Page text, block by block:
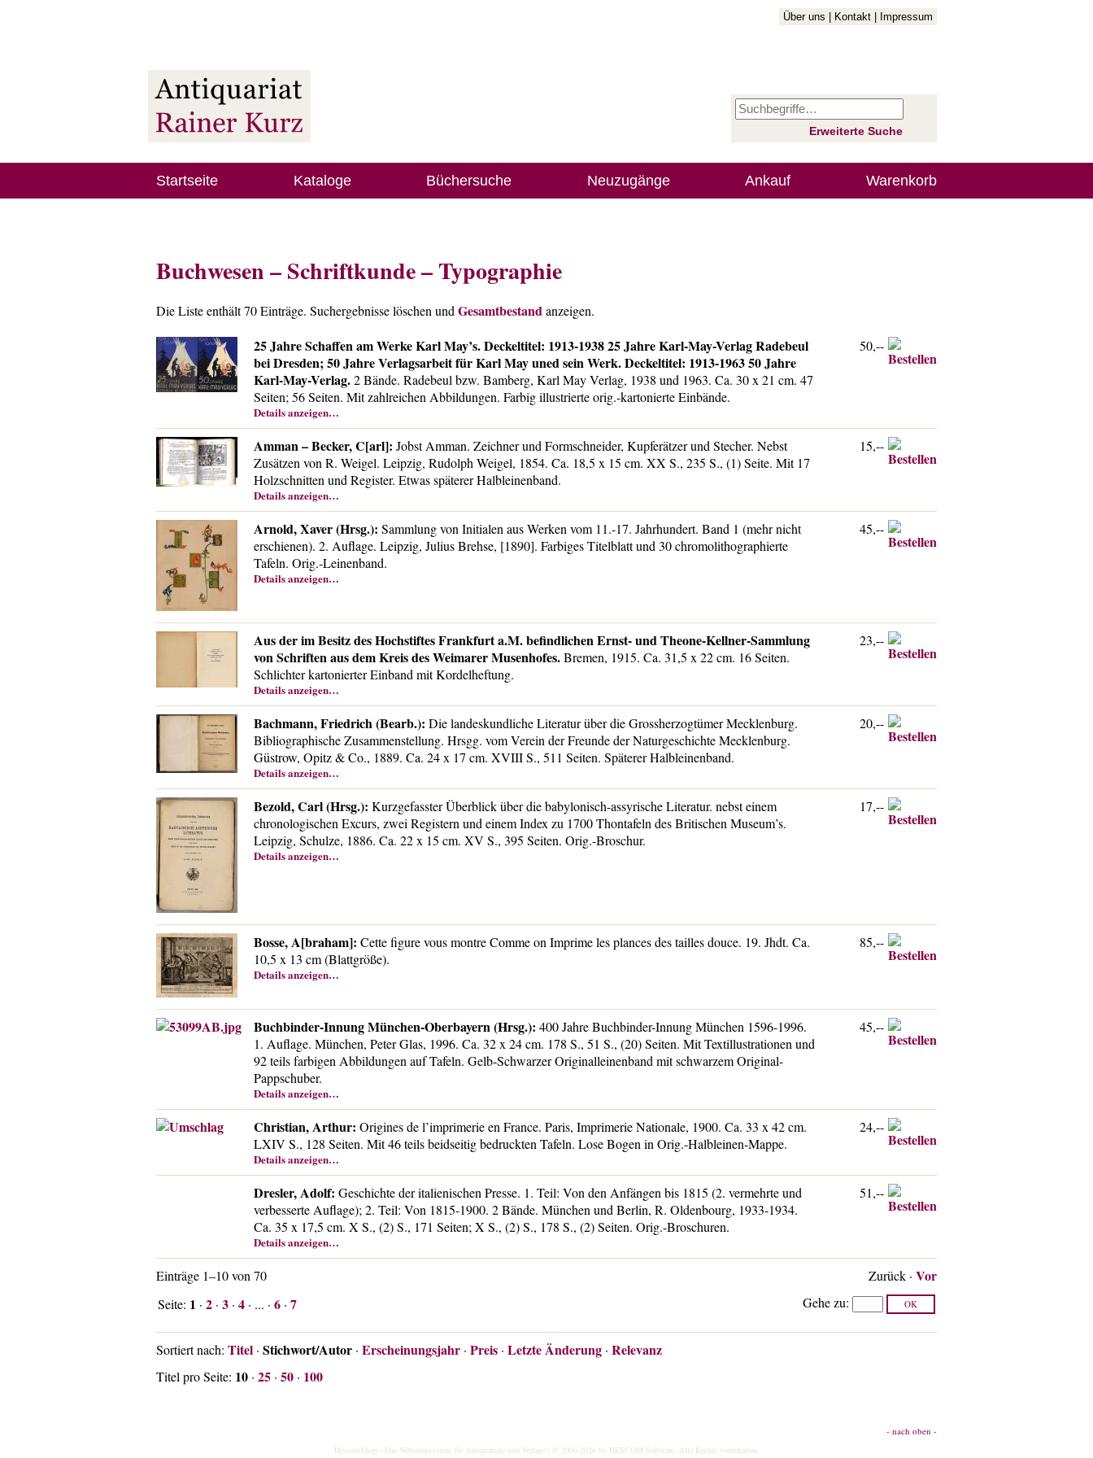
Über uns Kontakt Impressum
Erweiterte Suche
Startseite Kataloge Büchersuche Neuzugänge Ankauf Warenkorb
Buchwesen – Schriftkunde – Typographie
Die Liste enthält 70 Einträge. Suchergebnisse löschen und Gesamtbestandanzeigen.
25 Jahre Schaffen am Werke Karl May’s. Deckeltitel: 1913-1938 25 Jahre Karl-May-Verlag Radebeul
bei Dresden; 50 Jahre Verlagsarbeit für Karl May uned sein Werk. Deckeltitel: 1913-1963 50 Jahre
Karl-May-Verlag.2 Bände. Radebeul bzw. Bamberg, Karl May Verlag, 1938 und 1963. Ca. 30 x 21 cm. 47
Seiten; 56 Seiten. Mit zahlreichen Abbildungen. Farbig illustrierte orig.-kartonierte Einbände.
Details anzeigen…
50,--
Amman – Becker, C[arl]: Jobst Amman. Zeichner und Formschneider, Kupferätzer und Stecher. Nebst
Zusätzen von R. Weigel. Leipzig, Rudolph Weigel, 1854. Ca. 18,5 x 15 cm. XX S., 235 S., (1) Seite. Mit 17
Holzschnitten und Register. Etwas späterer Halbleinenband.
Details anzeigen…
15,--
Arnold, Xaver (Hrsg.): Sammlung von Initialen aus Werken vom 11.-17. Jahrhundert. Band 1 (mehr nicht
erschienen). 2. Auflage. Leipzig, Julius Brehse, [1890]. Farbiges Titelblatt und 30 chromolithographierte
Tafeln. Orig.-Leinenband.
Details anzeigen…
45,--
Aus der im Besitz des Hochstiftes Frankfurt a.M. befindlichen Ernst- und Theone-Kellner-Sammlung
von Schriften aus dem Kreis des Weimarer Musenhofes.Bremen, 1915. Ca. 31,5 x 22 cm. 16 Seiten.
Schlichter kartonierter Einband mit Kordelheftung.
Details anzeigen…
23,--
Bachmann, Friedrich (Bearb.): Die landeskundliche Literatur über die Grossherzogtümer Mecklenburg.
Bibliographische Zusammenstellung. Hrsgg. vom Verein der Freunde der Naturgeschichte Mecklenburg.
Güstrow, Opitz & Co., 1889. Ca. 24 x 17 cm. XVIII S., 511 Seiten. Späterer Halbleinenband.
Details anzeigen…
20,--
Bezold, Carl (Hrsg.): Kurzgefasster Überblick über die babylonisch-assyrische Literatur. nebst einem
chronologischen Excurs, zwei Registern und einem Index zu 1700 Thontafeln des Britischen Museum’s.
Leipzig, Schulze, 1886. Ca. 22 x 15 cm. XV S., 395 Seiten. Orig.-Broschur.
Details anzeigen…
17,--
Bosse, A[braham]: Cette figure vous montre Comme on Imprime les plances des tailles douce. 19. Jhdt. Ca.
10,5 x 13 cm (Blattgröße).
Details anzeigen…
85,--
Buchbinder-Innung München-Oberbayern (Hrsg.): 400 Jahre Buchbinder-Innung München 1596-1996.
1. Auflage. München, Peter Glas, 1996. Ca. 32 x 24 cm. 178 S., 51 S., (20) Seiten. Mit Textillustrationen und
92 teils farbigen Abbildungen auf Tafeln. Gelb-Schwarzer Originalleinenband mit schwarzem Original-
Pappschuber.
Details anzeigen…
45,--
Christian, Arthur: Origines de l’imprimerie en France. Paris, Imprimerie Nationale, 1900. Ca. 33 x 42 cm.
LXIV S., 128 Seiten. Mit 46 teils beidseitig bedruckten Tafeln. Lose Bogen in Orig.-Halbleinen-Mappe.
Details anzeigen…
24,--
Dresler, Adolf: Geschichte der italienischen Presse. 1. Teil: Von den Anfängen bis 1815 (2. vermehrte und
verbesserte Auflage); 2. Teil: Von 1815-1900. 2 Bände. München und Berlin, R. Oldenbourg, 1933-1934.
Ca. 35 x 17,5 cm. X S., (2) S., 171 Seiten; X S., (2) S., 178 S., (2) Seiten. Orig.-Broschuren.
Details anzeigen…
51,--
Einträge 1–10 von 70 Zurück · Vor
Seite: 1 · 2 · 3 · 4 · ... · 6 · 7 Gehe zu:
Sortiert nach: Titel · Stichwort/Autor · Erscheinungsjahr · Preis · Letzte Änderung · Relevanz
Titel pro Seite: 10 · 25 · 50 · 100
- nach oben -
HescomShop- Das Webshopsystem für Antiquariate und Verlage | © 2006-2026 by HESCOM-Software. Alle Rechte vorbehalten.